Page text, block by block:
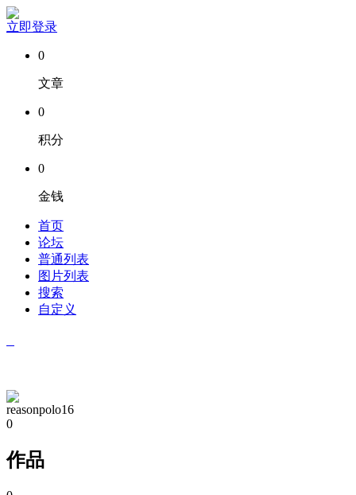
立即登录
0
文章
0
积分
0
金钱
首页
论坛
普通列表
图片列表
搜索
自定义
reasonpolo16
0
作品